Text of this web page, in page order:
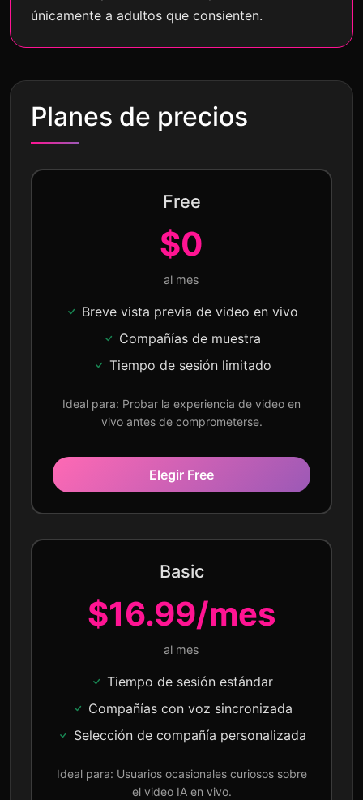
únicamente a adultos que consienten.
Planes de precios
Free
$0
al mes
Breve vista previa de video en vivo
Compañías de muestra
Tiempo de sesión limitado
Ideal para: Probar la experiencia de video en
vivo antes de comprometerse.
Elegir Free
Basic
$16.99/mes
al mes
Tiempo de sesión estándar
Compañías con voz sincronizada
Selección de compañía personalizada
Ideal para: Usuarios ocasionales curiosos sobre
el video IA en vivo.